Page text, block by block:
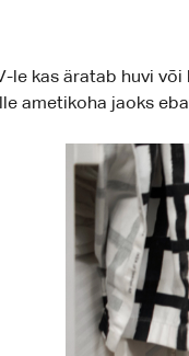
le kas äratab huvi
ametikoha jaoks